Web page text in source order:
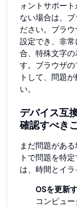
ォントサポー
ない場合は、
ださい。ブラ
設定でき、非
合、特殊文字
す。ブラウザ
トして、問題
い。
デバイス互
確認すべき
まだ問題があ
トで問題を特
は、時間とイラ
OSを更新
コンピュ